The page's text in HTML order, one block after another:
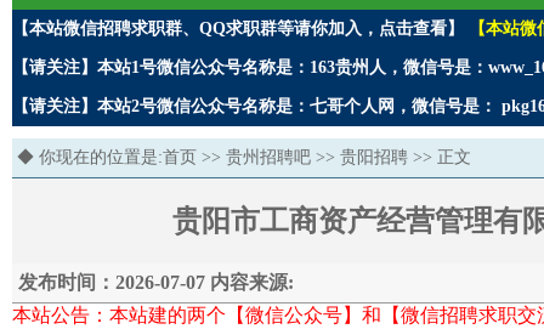
【本站微信招聘求职群、QQ求职群等请你加入，点击查看】 【本站
【请关注】本站1号微信公众号名称是：163贵州人，微信号是：
【请关注】本站2号微信公众号名称是：七哥个人网，微信号是：
◆ 你现在的位置是:首页 >> 贵州招聘吧 >> 贵阳招聘 >> 正文
贵阳市工商资产经营管理有
发布时间：2026-07-07 内容来源:
本站公告：本站建的两个【微信公众号】和【微信招聘求职